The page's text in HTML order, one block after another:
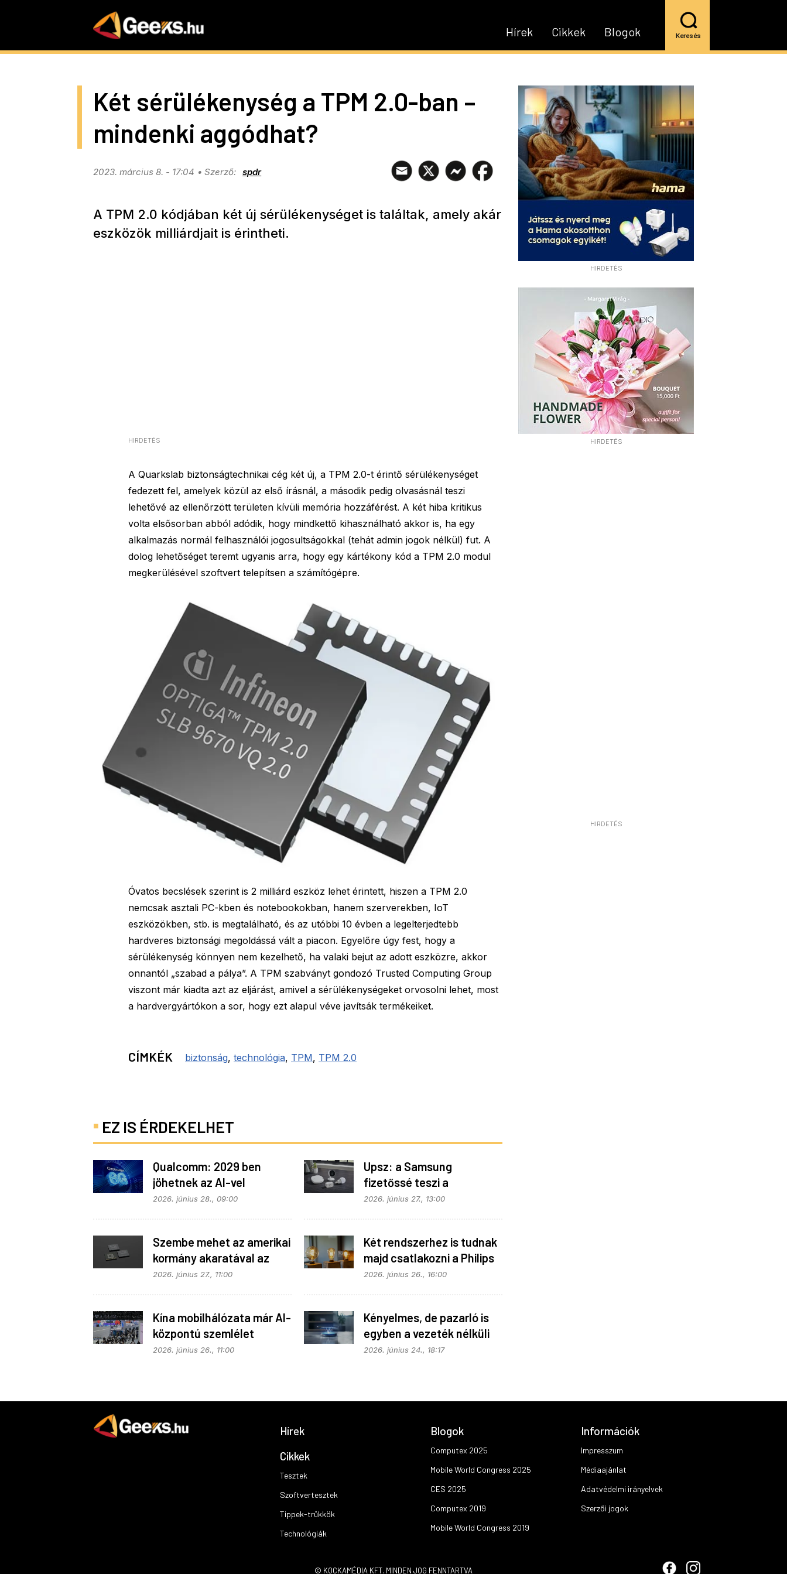
Blogok
Cikkek
Hírek Keresés
HIRDETÉS
HIRDETÉS
HIRDETÉS
Két sérülékenység a TPM 2.0-ban –
mindenki aggódhat?
2023. március 8. - 17:04 spdr
A TPM 2.0 kódjában két új sérülékenységet is találtak, amely akár
eszközök milliárdjait is érintheti.
HIRDETÉS
A Quarkslab biztonságtechnikai cég két új, a TPM 2.0-t érintő sérülékenységet
fedezett fel, amelyek közül az első írásnál, a második pedig olvasásnál teszi
lehetővé az ellenőrzött területen kívüli memória hozzáférést. A két hiba kritikus
volta elsősorban abból adódik, hogy mindkettő kihasználható akkor is, ha egy
alkalmazás normál felhasználói jogosultságokkal (tehát admin jogok nélkül) fut. A
dolog lehetőséget teremt ugyanis arra, hogy egy kártékony kód a TPM 2.0 modul
megkerülésével szoftvert telepítsen a számítógépre.
Óvatos becslések szerint is 2 milliárd eszköz lehet érintett, hiszen a TPM 2.0
nemcsak asztali PC-kben és notebookokban, hanem szerverekben, IoT
eszközökben, stb. is megtalálható, és az utóbbi 10 évben a legelterjedtebb
hardveres biztonsági megoldássá vált a piacon. Egyelőre úgy fest, hogy a
sérülékenység könnyen nem kezelhető, ha valaki bejut az adott eszközre, akkor
onnantól „szabad a pálya”. A TPM szabványt gondozó Trusted Computing Group
viszont már kiadta azt az eljárást, amivel a sérülékenységeket orvosolni lehet, most
a hardvergyártókon a sor, hogy ezt alapul véve javítsák termékeiket.
CÍMKÉK biztonság, technológia, TPM, TPM 2.0
EZ IS ÉRDEKELHET
Qualcomm: 2029 ben
jöhetnek az AI-vel
telepakolt 6G-s telefonok
2026. június 28., 09:00
Upsz: a Samsung
fizetőssé teszi a
SmartThings API
2026. június 27., 13:00
Szembe mehet az amerikai
kormány akaratával az
Apple
2026. június 27., 11:00
Két rendszerhez is tudnak
majd csatlakozni a Philips
Hue égők
2026. június 26., 16:00
Kína mobilhálózata már AI-
központú szemlélet
alapján fejlődik
2026. június 26., 11:00
Kényelmes, de pazarló is
egyben a vezeték nélküli
töltés
2026. június 24., 18:17
Hírek
Cikkek
Tesztek
Szoftvertesztek
Tippek-trükkök
Technológiák
Blogok
Computex 2025
Mobile World Congress 2025
CES 2025
Computex 2019
Mobile World Congress 2019
Információk
Impresszum
Médiaajánlat
Adatvédelmi irányelvek
Szerzői jogok
© KOCKAMÉDIA KFT. MINDEN JOG FENNTARTVA